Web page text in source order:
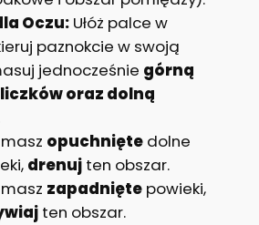
Oczu:Ułóż palce w
paznokcie w swoją
jednocześnie górną
oraz dolną
opuchniętedolne
drenujten obszar.
zapadniętepowieki,
ten obszar.